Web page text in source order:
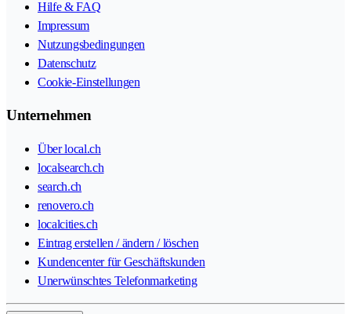
Hilfe & FAQ
Impressum
Nutzungsbedingungen
Datenschutz
Cookie-Einstellungen
Unternehmen
Über local.ch
localsearch.ch
search.ch
renovero.ch
localcities.ch
Eintrag erstellen / ändern / löschen
Kundencenter für Geschäftskunden
Unerwünschtes Telefonmarketing